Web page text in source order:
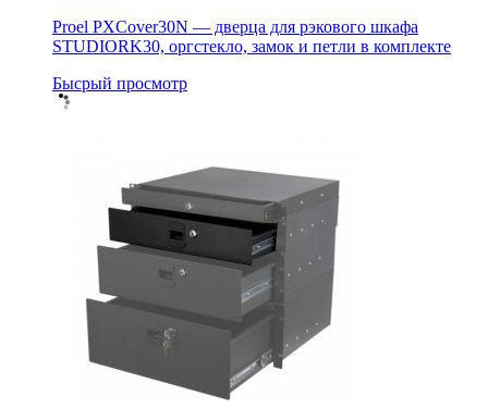
Proel PXCover30N — дверца для рэкового шкафа
STUDIORK30, оргстекло, замок и петли в комплекте
Бысрый просмотр